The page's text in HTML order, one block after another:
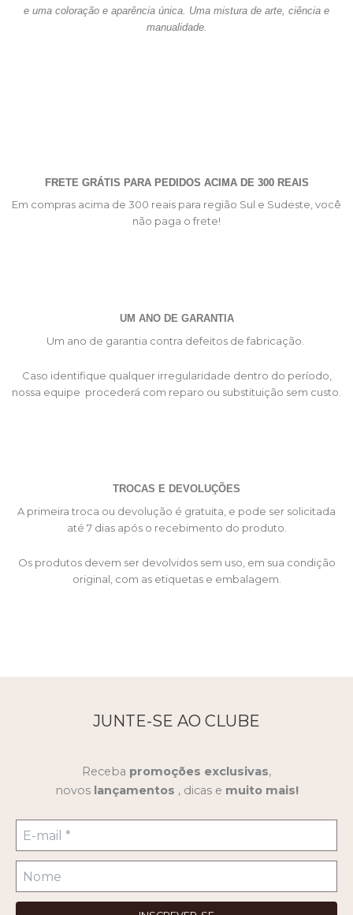
e uma coloração e aparência única. Uma mistura de arte, ciência e
manualidade.
FRETE GRÁTIS PARA PEDIDOS ACIMA DE 300 REAIS
Em compras acima de 300 reais para região Sul e Sudeste, você
não paga o frete!
UM ANO DE GARANTIA
Um ano de garantia contra defeitos de fabricação.
Caso identifique qualquer irregularidade dentro do período,
nossa equipe procederá com reparo ou substituição sem custo.
TROCAS E DEVOLUÇÕES
A primeira troca ou devolução é gratuita, e pode ser solicitada
até 7 dias após o recebimento do produto.
Os produtos devem ser devolvidos sem uso, em sua condição
original, com as etiquetas e embalagem.
JUNTE-SE AO CLUBE
Receba promoções exclusivas,
novos lançamentos , dicas e muito mais!